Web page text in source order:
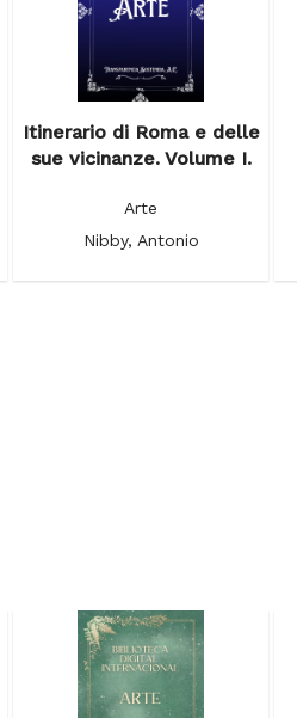
Itinerario di Roma e delle
sue vicinanze. Volume I.
Arte
Nibby, Antonio